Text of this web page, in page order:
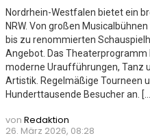
Nordrhein-Westfalen bietet ein
NRW. Von großen
bis zu renommierten
Angebot. Das Theaterprogramm
moderne Uraufführungen, Tanz
Artistik. Regelmäßige Tourneen
Hunderttausende Besucher an. […]
von Redaktion
26. März 2026, 08:28